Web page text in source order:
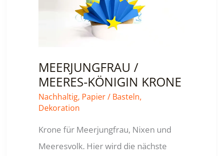
MEERJUNGFRAU /
MEERES-KÖNIGIN KRONE
Nachhaltig, Papier/ Basteln,
Dekoration
Krone für Meerjungfrau, Nixen und
Meeresvolk. Hier wird die nächste